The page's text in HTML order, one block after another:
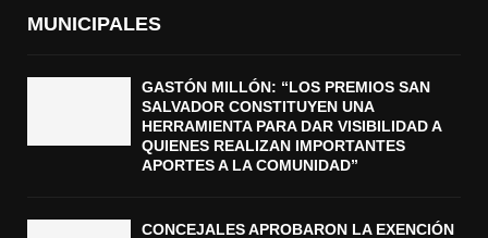
MUNICIPALES
GASTÓN MILLÓN: “LOS PREMIOS SAN
SALVADOR CONSTITUYEN UNA
HERRAMIENTA PARA DAR VISIBILIDAD A
QUIENES REALIZAN IMPORTANTES
APORTES A LA COMUNIDAD”
CONCEJALES APROBARON LA EXENCIÓN